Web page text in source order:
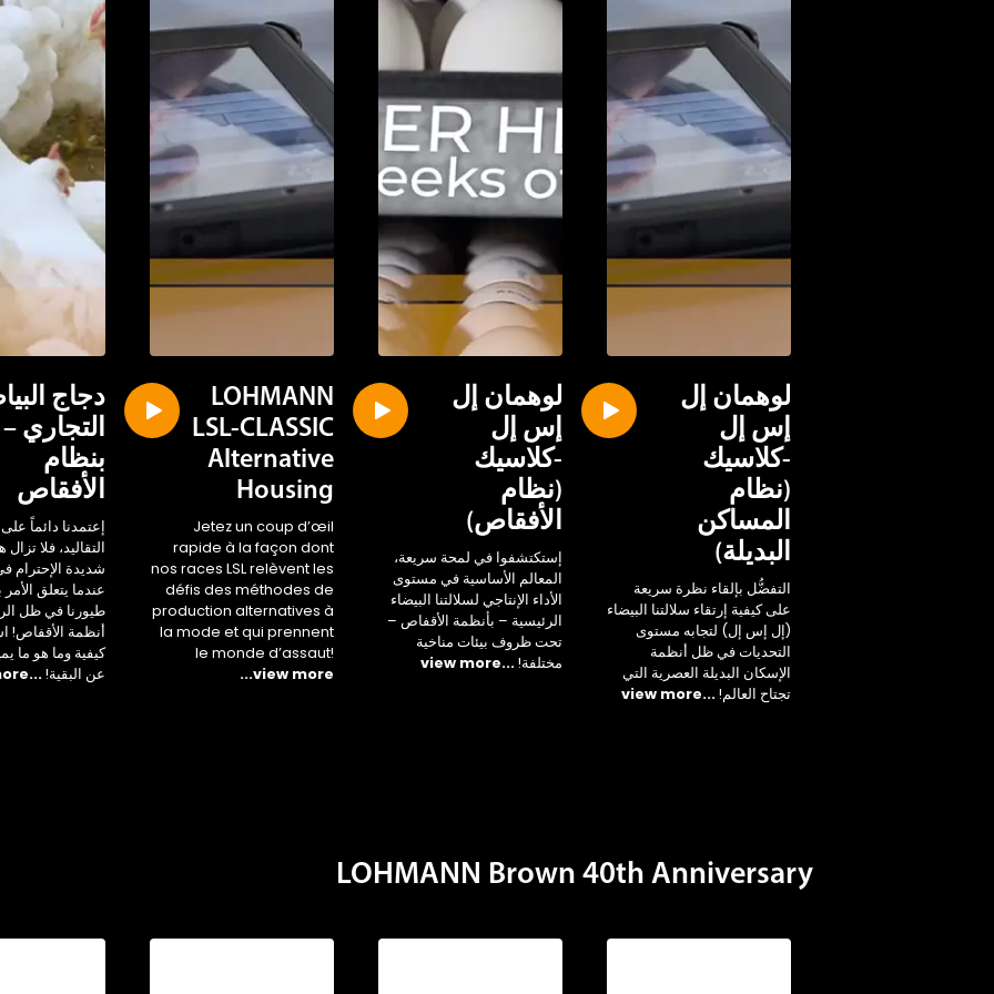
لوهمان إل
إس إل
-كلاسيك
(نظام
المساكن
البديلة)
التفضُّل بإلقاء نظرة سريعة
على كيفية إرتقاء سلالتنا البيضاء
(إل إس إل) لتجابه مستوى
التحديات في ظل أنظمة
الإسكان البديلة العصرية التي
تجتاح العالم!...view more
لوهمان إل
إس إل
-كلاسيك
(نظام
الأفقاص)
إستكتشفوا في لمحة سريعة،
المعالم الأساسية في مستوى
الأداء الإنتاجي لسلالتنا البيضاء
الرئيسية – بأنظمة الأقفاص –
تحت ظروف بيئات مناخية
مختلفة!...view more
LOHMANN
LSL-CLASSIC
Alternative
Housing
Jetez un coup d’œil
rapide à la façon dont
nos races LSL relèvent les
défis des méthodes de
production alternatives à
la mode et qui prennent
le monde d’assaut!
...view more
دجاج
التجاري –
بنظام
الأفقاص
إعتمدنا دائماً
التقاليد، فلا
شديدة الإحترام
عندما يتعلق
طيورنا في ظل
أنظمة الأقفاص!
كيفية وما هو ما
عن البقية!...view more
LOHMANN Brown 40th Anniversary